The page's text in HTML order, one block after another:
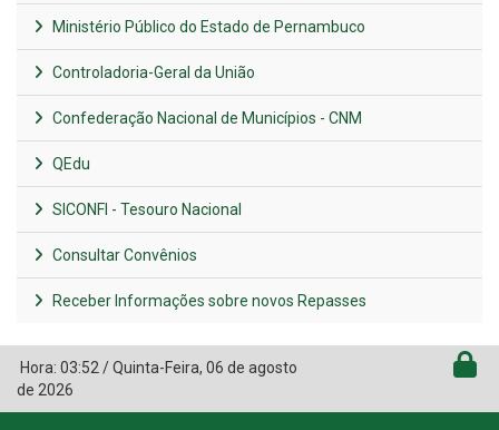
Ministério Público do Estado de Pernambuco
Controladoria-Geral da União
Confederação Nacional de Municípios - CNM
QEdu
SICONFI - Tesouro Nacional
Consultar Convênios
Receber Informações sobre novos Repasses
Hora: 03:52 /Quinta-Feira, 06 de agosto
de 2026